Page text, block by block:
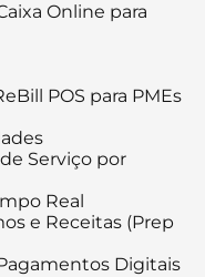
Online para
POS para PMEs
Serviço por
Real
e Receitas (Prep
Digitais